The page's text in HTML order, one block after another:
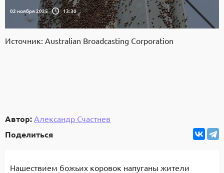
02 ноября 2025 13:30
Источник: Australian Broadcasting Corporation
Автор: Александр Счастнев
Поделиться
Нашествием божьих коровок напуганы жители